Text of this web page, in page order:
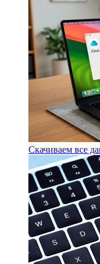
Скачиваем все